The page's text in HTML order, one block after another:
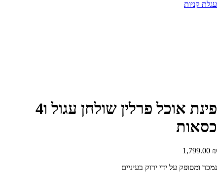
עגלת קניות
פינת אוכל פרלין שולחן עגול ו4
כסאות
1,799.00 ₪
נמכר ומסופק על ידי ירוק בעיניים